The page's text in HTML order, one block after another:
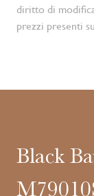
diritto di
prezzi presenti
Black